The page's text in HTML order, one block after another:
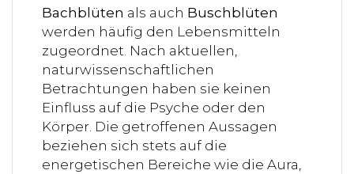
Bachblüten als auch Buschblüten
werden häufig den Lebensmitteln
zugeordnet. Nach aktuellen,
naturwissenschaftlichen
Betrachtungen haben sie keinen
Einfluss auf die Psyche oder den
Körper. Die getroffenen Aussagen
beziehen sich stets auf die
energetischen Bereiche wie die Aura,